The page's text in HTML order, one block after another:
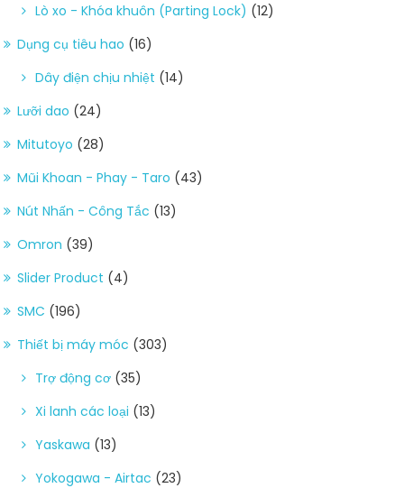
Lò xo - Khóa khuôn (Parting Lock) (12)
Dụng cụ tiêu hao (16)
Dây điện chịu nhiệt (14)
Lưỡi dao (24)
Mitutoyo (28)
Mũi Khoan - Phay - Taro (43)
Nút Nhấn - Công Tắc (13)
Omron (39)
Slider Product (4)
SMC (196)
Thiết bị máy móc (303)
Trợ động cơ (35)
Xi lanh các loại (13)
Yaskawa (13)
Yokogawa - Airtac (23)